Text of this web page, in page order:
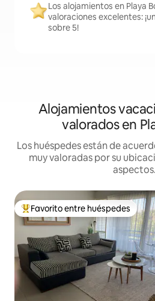
Los alojamientos en Playa
valoraciones excelentes:
sobre 5!
Alojamientos
valorados en
Los huéspedes están de
muy valoradas por su
aspectos.
Favorito entre huéspedes
Favorito entre huéspedes